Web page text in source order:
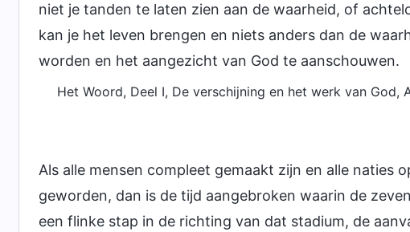
niet je tanden te laten zien aan de waarheid, of
kan je het leven brengen en niets anders dan de
worden en het aangezicht van God te aanschouwen.
Het Woord, Deel I, De verschijning en het werk van
Als alle mensen compleet gemaakt zijn en alle naties
geworden, dan is de tijd aangebroken waarin de
een flinke stap in de richting van dat stadium, de